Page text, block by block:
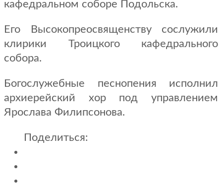
кафедральном соборе Подольска.
Его Высокопреосвященству сослужили
клирики Троицкого кафедрального
собора.
Богослужебные песнопения исполнил
архиерейский хор под управлением
Ярослава Филипсонова.
Поделиться: